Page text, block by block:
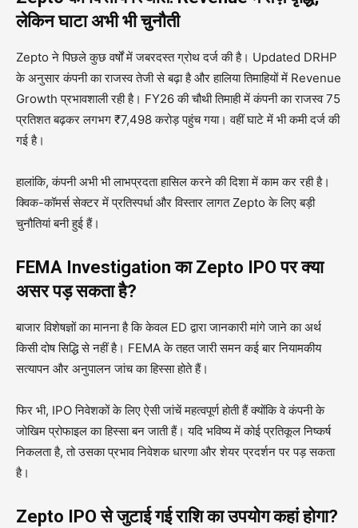
लेकिन घाटा अभी भी चुनौती
Zepto ने पिछले कुछ वर्षों में जबरदस्त ग्रोथ दर्ज की है। Updated DRHP
के अनुसार कंपनी का राजस्व तेजी से बढ़ा है और हालिया तिमाहियों में Revenue
Growth प्रभावशाली रही है। FY26 की चौथी तिमाही में कंपनी का राजस्व 75
प्रतिशत बढ़कर लगभग ₹7,498 करोड़ पहुंच गया। वहीं घाटे में भी कमी दर्ज की
गई है।
हालांकि, कंपनी अभी भी लाभप्रदता हासिल करने की दिशा में काम कर रही है।
क्विक-कॉमर्स सेक्टर में प्रतिस्पर्धा और विस्तार लागत Zepto के लिए बड़ी
चुनौतियां बनी हुई हैं।
FEMA Investigation का Zepto IPO पर क्या
असर पड़ सकता है?
बाजार विशेषज्ञों का मानना है कि केवल ED द्वारा जानकारी मांगे जाने का अर्थ
किसी दोष सिद्धि से नहीं है। FEMA के तहत जारी समन कई बार नियामकीय
सत्यापन और अनुपालन जांच का हिस्सा होते हैं।
फिर भी, IPO निवेशकों के लिए ऐसी जांचें महत्वपूर्ण होती हैं क्योंकि वे कंपनी के
जोखिम प्रोफाइल का हिस्सा बन जाती हैं। यदि भविष्य में कोई प्रतिकूल निष्कर्ष
निकलता है, तो उसका प्रभाव निवेशक धारणा और शेयर प्रदर्शन पर पड़ सकता
है।
Zepto IPO से जुटाई गई राशि का उपयोग कहां होगा?